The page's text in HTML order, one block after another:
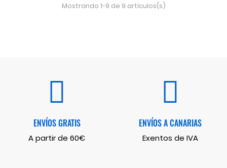
Mostrando 1-9 de 9 artículos(s)
ENVÍOS GRATIS
A partir de 60€
ENVÍOS A CANARIAS
Exentos de IVA